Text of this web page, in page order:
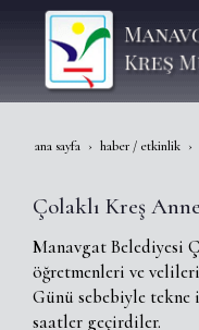
ana sayfa haber / etkinlik
Çolaklı Kreş
Manavgat Belediyesi
öğretmenleri ve
Günü sebebiyle tekne
saatler geçirdiler.